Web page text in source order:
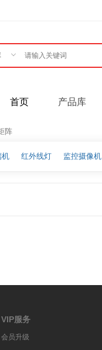
首页 产品库
阵
机 红外线灯 监控摄像机
VIP服务
会员升级